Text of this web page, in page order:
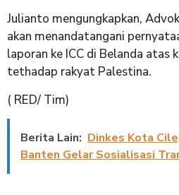
Julianto mengungkapkan,
akan menandatangani
laporan ke ICC di Belanda atas
tethadap rakyat Palestina.
( RED/ Tim)
Berita Lain: Dinkes Kota
Banten Gelar Sosialisasi